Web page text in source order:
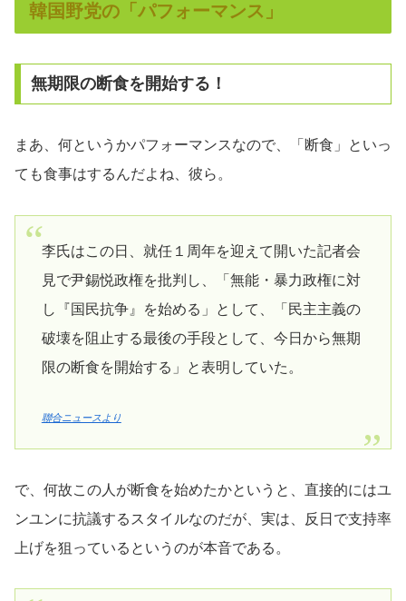
韓国野党の「パフォーマンス」
無期限の断食を開始する！
まあ、何というかパフォーマンスなので、「断食」といっ
ても食事はするんだよね、彼ら。
李氏はこの日、就任１周年を迎えて開いた記者会
見で尹錫悦政権を批判し、「無能・暴力政権に対
し『国民抗争』を始める」として、「民主主義の
破壊を阻止する最後の手段として、今日から無期
限の断食を開始する」と表明していた。
聯合ニュースより
で、何故この人が断食を始めたかというと、直接的にはユ
ンユンに抗議するスタイルなのだが、実は、反日で支持率
上げを狙っているというのが本音である。